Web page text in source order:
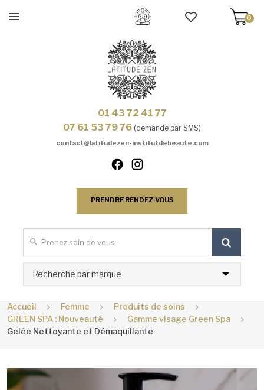
0
01 43 72 41 77
07 61 53 79 76 (demande par SMS)
contact@latitudezen-institutdebeaute.com
PRENDRE RENDEZ-VOUS
Recherche par marque
Accueil Femme
Produits de soins
GREEN SPA : Nouveauté
Gamme visage Green Spa
Gelée Nettoyante et Démaquillante